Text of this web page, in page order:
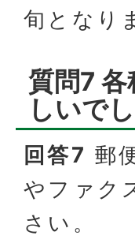
旬となり
質問7
しいで
回答7 郵
やファク
さい。